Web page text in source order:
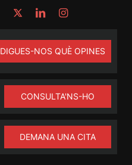
DIGUES-NOS QUÈ OPINES
CONSULTA'NS-HO
DEMANA UNA CITA